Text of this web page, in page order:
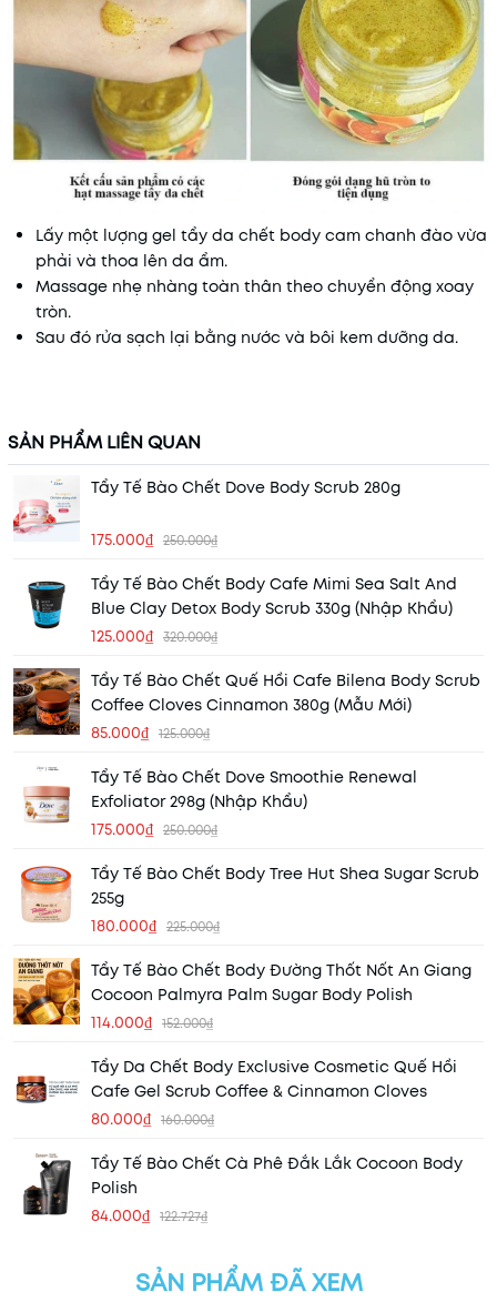
Lấy một lượng gel tẩy da chết body cam chanh đào vừa
phải và thoa lên da ẩm.
Massage nhẹ nhàng toàn thân theo chuyển động xoay
tròn.
Sau đó rửa sạch lại bằng nước và bôi kem dưỡng da.
SẢN PHẨM LIÊN QUAN
Tẩy Tế Bào Chết Dove Body Scrub 280g
175.000₫ 250.000₫
Tẩy Tế Bào Chết Body Cafe Mimi Sea Salt And
Blue Clay Detox Body Scrub 330g (Nhập Khẩu)
125.000₫ 320.000₫
Tẩy Tế Bào Chết Quế Hồi Cafe Bilena Body Scrub
Coffee Cloves Cinnamon 380g (Mẫu Mới)
85.000₫ 125.000₫
Tẩy Tế Bào Chết Dove Smoothie Renewal
Exfoliator 298g (Nhập Khẩu)
175.000₫ 250.000₫
Tẩy Tế Bào Chết Body Tree Hut Shea Sugar Scrub
255g
180.000₫ 225.000₫
Tẩy Tế Bào Chết Body Đường Thốt Nốt An Giang
Cocoon Palmyra Palm Sugar Body Polish
114.000₫ 152.000₫
Tẩy Da Chết Body Exclusive Cosmetic Quế Hồi
Cafe Gel Scrub Coffee & Cinnamon Cloves
80.000₫ 160.000₫
Tẩy Tế Bào Chết Cà Phê Đắk Lắk Cocoon Body
Polish
84.000₫ 122.727₫
SẢN PHẨM ĐÃ XEM